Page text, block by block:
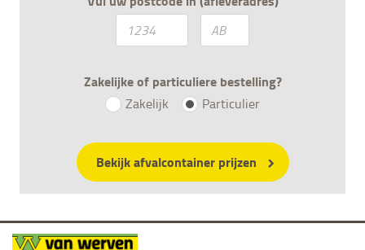
Zakelijke of particuliere bestelling?
Zakelijk Particulier
Bekijk afvalcontainer prijzen